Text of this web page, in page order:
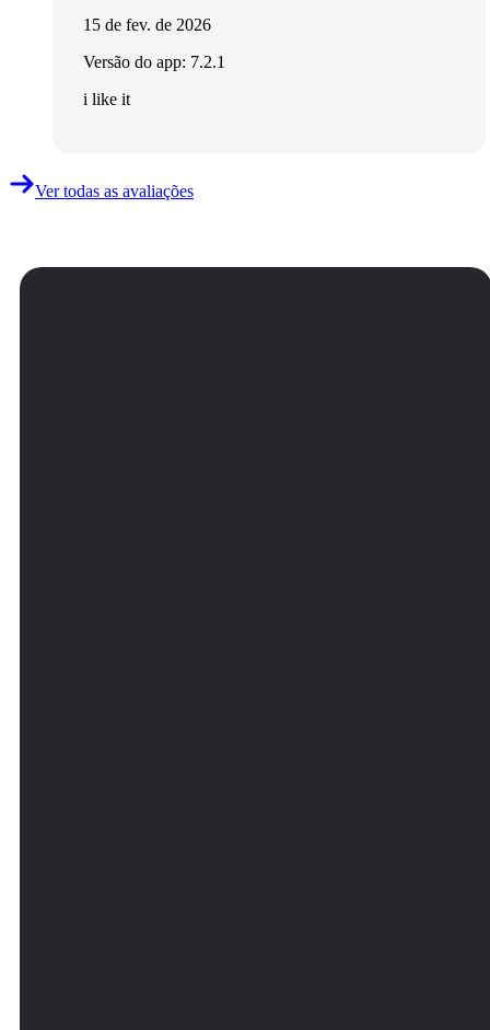
15 de fev. de 2026
Versão do app: 7.2.1
i like it
Ver todas as avaliações